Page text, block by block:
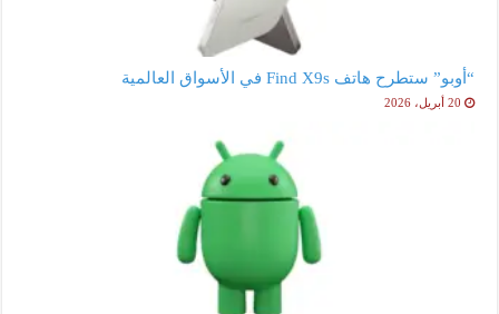
“أوبو” ستطرح هاتف Find X9s في الأسواق العالمية
20 أبريل، 2026